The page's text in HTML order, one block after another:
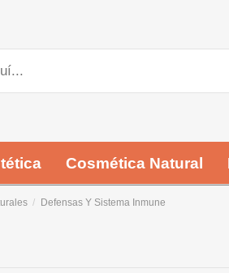
Cosmética Natural
Defensas Y Sistema Inmune